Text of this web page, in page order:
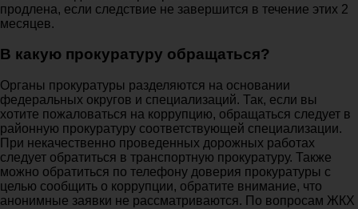
продлена, если следствие не завершится в течение этих 2
месяцев.
В какую прокуратуру обращаться?
Органы прокуратуры разделяются на основании
федеральных округов и специализаций. Так, если вы
хотите пожаловаться на коррупцию, обращаться следует в
районную прокуратуру соответствующей специализации.
При некачественно проведенных дорожных работах
следует обратиться в транспортную прокуратуру. Также
можно обратиться по телефону доверия прокуратуры с
целью сообщить о коррупции, обратите внимание, что
анонимные заявки не рассматриваются. По вопросам ЖКХ